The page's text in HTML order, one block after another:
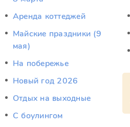
Аренда коттеджей
Майские праздники (9
мая)
На побережье
Новый год 2026
Отдых на выходные
С боулингом